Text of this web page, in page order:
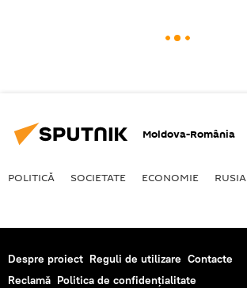
Moldova-România
POLITICĂ SOCIETATE ECONOMIE RUSIA
Despre proiect Reguli de utilizare Contacte
Reclamă Politica de confidențialitate